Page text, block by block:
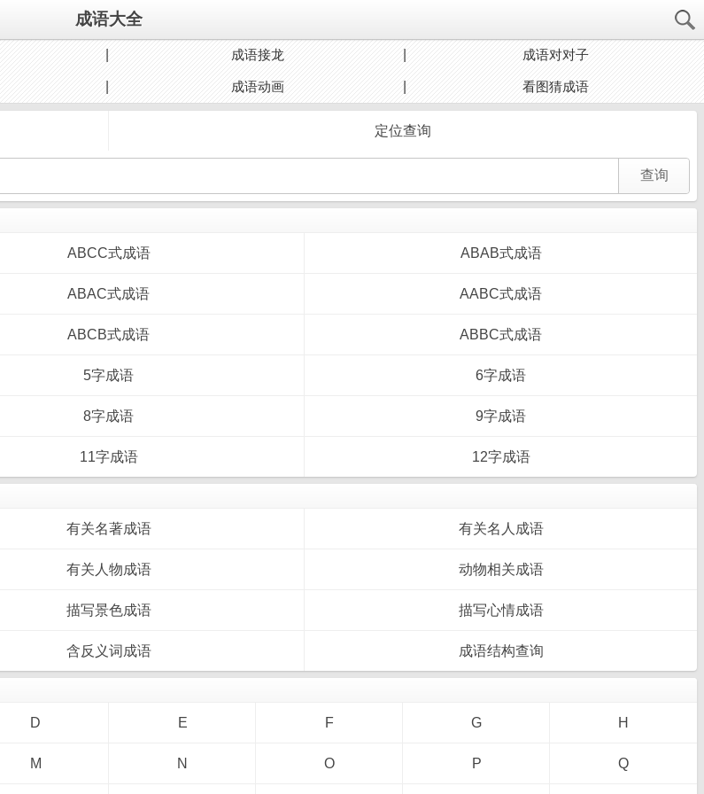
成语大全
成语接龙 成语对对子
成语动画 看图猜成语
定位查询
ABCC式成语 ABAB式成语
ABAC式成语 AABC式成语
ABCB式成语 ABBC式成语
5字成语 6字成语
8字成语 9字成语
11字成语 12字成语
有关名著成语 有关名人成语
有关人物成语 动物相关成语
描写景色成语 描写心情成语
含反义词成语 成语结构查询
D E F G H
M N O P Q